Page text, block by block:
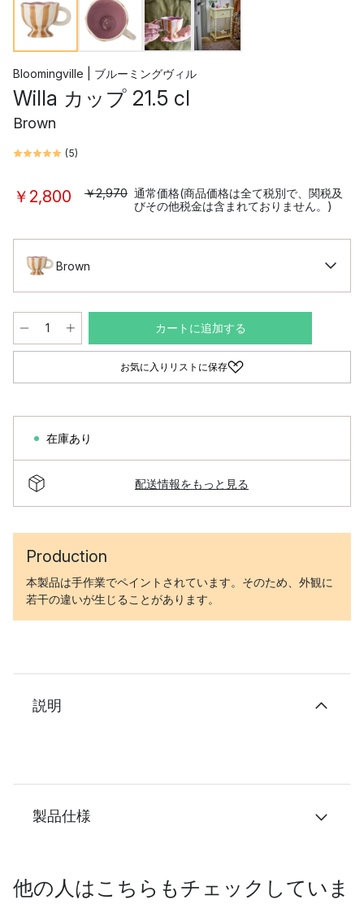
Bloomingville | ブルーミングヴィル
Willa カップ 21.5 cl
Brown
(5)
￥2,800 ￥2,970 通常価格(商品価格は全て税別で、関税及
びその他税金は含まれておりません。)
Brown
カートに追加する
お気に入りリストに保存
在庫あり
配送情報をもっと見る
Production
本製品は手作業でペイントされています。そのため、外観に
若干の違いが生じることがあります。
説明
製品仕様
他の人はこちらもチェックしていま